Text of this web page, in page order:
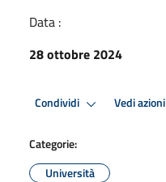
Data :
28 ottobre 2024
Condividi Vedi azioni
Categorie:
Università